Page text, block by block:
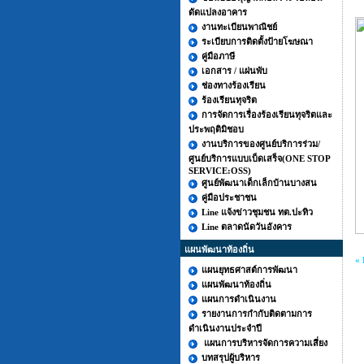
ดัดแปลงอาคาร
งานทะเบียนพาณิชย์
ระเบียบการติดตั้งป้ายโฆษณา
คู่มือภาษี
เอกสาร / แผ่นพับ
ช่องทางร้องเรียน
ร้องเรียนทุจริต
การจัดการเรื่องร้องเรียนทุจริตและ
ประพฤติมิชอบ
งานบริการของศูนย์บริการร่วม/
ศูนย์บริการแบบเบ็ดเสร็จ(ONE STOP
SERVICE:OSS)
ศูนย์พัฒนาเด็กเล็กบ้านบางสน
คู่มือประชาชน
Line แจ้งข่าวชุมชน ทต.ปะทิว
Line ตลาดนัดวันอังคาร
แผนพัฒนาท้องถิ่น
แผนยุทธศาสต์การพัฒนา
แผนพัฒนาท้องถิ่น
แผนการดำเนินงาน
รายงานการกำกับติดตามการ
ดำเนินงานประจำปี
แผนการบริหารจัดการความเสี่ยง
บทสรุปผู้บริหาร
«